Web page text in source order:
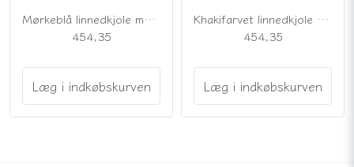
Mørkeblå linnedkjole med flæser
454,35
Læg i indkøbskurven
Khakifarvet linnedkjole med flæser
454,35
Læg i indkøbskurven